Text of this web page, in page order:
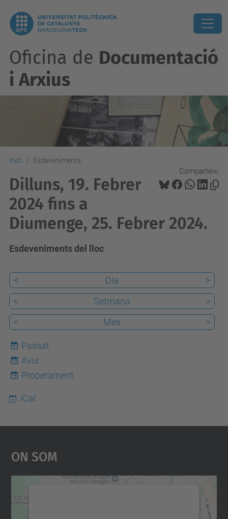
Oficina de Documentació
i Arxius
Inici Esdeveniments
Comparteix:
Dilluns, 19. Febrer
2024 fins a
Diumenge, 25. Febrer 2024.
Esdeveniments del lloc
< Dia
>
<
Setmana
>
<
Mes >
Passat
10
Avui
Properament
iCal
On Som